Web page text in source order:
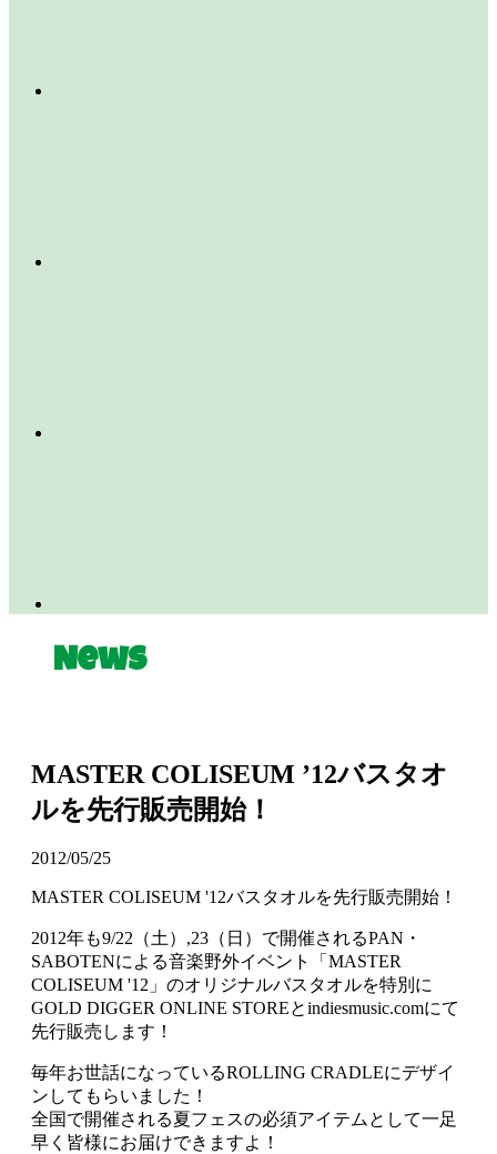
News
MASTER COLISEUM ’12バスタオ
ルを先行販売開始！
2012/05/25
MASTER COLISEUM '12バスタオルを先行販売開始！
2012年も9/22（土）,23（日）で開催されるPAN・
SABOTENによる音楽野外イベント「MASTER
COLISEUM '12」のオリジナルバスタオルを特別に
GOLD DIGGER ONLINE STOREとindiesmusic.comにて
先行販売します！
毎年お世話になっているROLLING CRADLEにデザイ
ンしてもらいました！
全国で開催される夏フェスの必須アイテムとして一足
早く皆様にお届けできますよ！